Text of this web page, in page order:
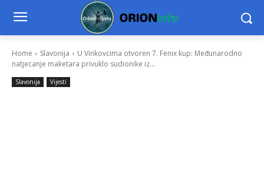
Home Slavonija
U Vinkovcima otvoren 7. Fenix kup: Međunarodno
natjecanje maketara privuklo sudionike iz...
Slavonija Vijesti